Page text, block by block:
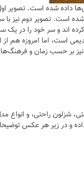
داده شده است. تصویر
است. تصویر دوم نیز با
اند و سر خود را در یک
است، اما امروزه هم از
نیز بر حسب زمان و
شزلون راحتی، و انواع
و در زیر هر عکس